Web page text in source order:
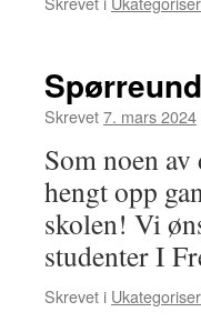
Skrevet7. mars 2024
Som noen
hengt opp
skolen! Vi
studenter I
Skrevet i